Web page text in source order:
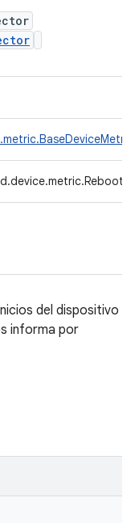
del dispositivo
informa por